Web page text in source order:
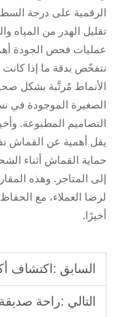
الرقمية على درجة
تقليل الهدر من المياه
عمليات فحص الجودة
نتفحّص بدقة ما إذا كانت
الأنماط مُرتَّبة بشكل
الصغيرة الموجودة في
التصاميم المطبوعة.
يقل أهمية عن القماش
حماية القماش أثناء
إلى المتاجر. وهذه
لرضا العملاء، مع
أخيرًا.
السابق : اكتشاف أكثر
التالي :راحة صديقة